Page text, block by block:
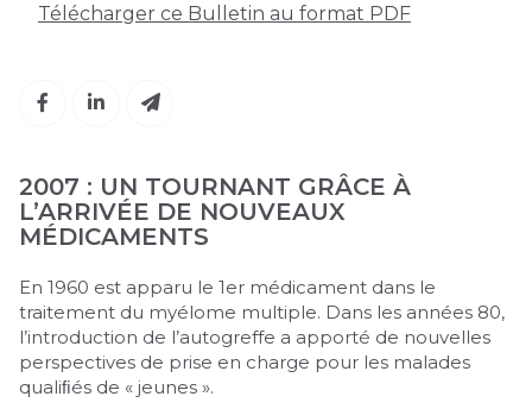
Télécharger ce Bulletin au format PDF
2007 : UN TOURNANT GRÂCE À
L’ARRIVÉE DE NOUVEAUX
MÉDICAMENTS
En 1960 est apparu le 1er médicament dans le
traitement du myélome multiple. Dans les années 80,
l’introduction de l’autogreffe a apporté de nouvelles
perspectives de prise en charge pour les malades
qualiﬁés de « jeunes ».